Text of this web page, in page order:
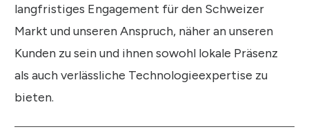
langfristiges Engagement für den Schweizer
Markt und unseren Anspruch, näher an unseren
Kunden zu sein und ihnen sowohl lokale Präsenz
als auch verlässliche Technologieexpertise zu
bieten.